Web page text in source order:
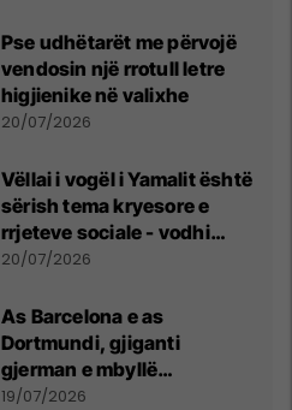
Pse udhëtarët me përvojë
vendosin një rrotull letre
higjienike në valixhe
20/07/2026
Vëllai i vogël i Yamalit është
sërish tema kryesore e
rrjeteve sociale - vodhi
vëmendjen pas finales së
20/07/2026
As Barcelona e as
Dortmundi, gjiganti
gjerman e mbyllë
marrëveshjen për Fisnik
19/07/2026